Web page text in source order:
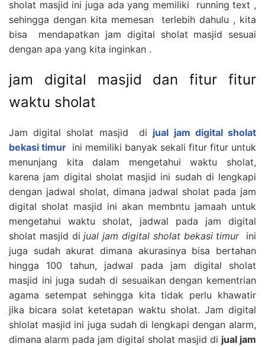
sholat masjid ini juga ada yang memiliki running text ,
sehingga dengan kita memesan terlebih dahulu , kita
bisa mendapatkan jam digital sholat masjid sesuai
dengan apa yang kita inginkan .
jam digital masjid dan fitur fitur
waktu sholat
Jam digital sholat masjid di jual jam digital sholat
bekasi timur ini memiliki banyak sekali fitur fitur untuk
menunjang kita dalam mengetahui waktu sholat,
karena jam digital sholat masjid ini sudah di lengkapi
dengan jadwal sholat, dimana jadwal sholat pada jam
digital sholat masjid ini akan membntu jamaah untuk
mengetahui waktu sholat, jadwal pada jam digital
sholat masjid dijual jam digital sholat bekasi timurini
juga sudah akurat dimana akurasinya bisa bertahan
hingga 100 tahun, jadwal pada jam digital sholat
masjid ini juga sudah di sesuaikan dengan kementrian
agama setempat sehingga kita tidak perlu khawatir
jika bicara solat ketetapan waktu sholat. Jam digital
shlolat masjid ini juga sudah di lengkapi dengan alarm,
dimana alarm pada jam digital sholat masjid di jual jam